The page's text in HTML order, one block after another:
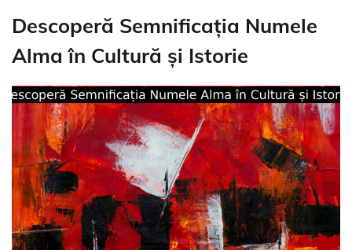
Descoperă Semnificația Numele
Alma în Cultură și Istorie